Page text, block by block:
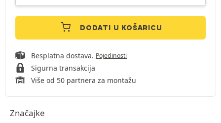
DODATI U KOŠARICU
Besplatna dostava. Pojedinosti
Sigurna transakcija
Više od 50 partnera za montažu
Značajke